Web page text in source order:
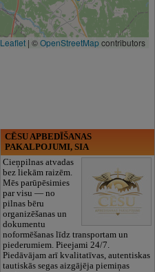
Leaflet | ©OpenStreetMapcontributors
CĒSU APBEDĪŠANAS
PAKALPOJUMI, SIA
Cieņpilnas atvadas
bez liekām raizēm.
Mēs parūpēsimies
par visu — no
pilnas bēru
organizēšanas un
dokumentu
noformēšanas līdz transportam un
piederumiem. Pieejami 24/7.
Piedāvājam arī kvalitatīvas, autentiskas
tautiskās segas aizgājēja piemiņas